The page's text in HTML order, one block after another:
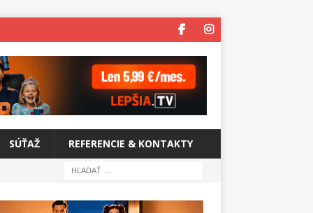
SÚŤAŽ REFERENCIE & KONTAKTY